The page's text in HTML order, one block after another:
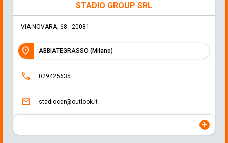
STADIO GROUP SRL
VIA NOVARA, 68 - 20081
location_on ABBIATEGRASSO (Milano)
call 029425635
mail stadiocar@outlook.it
add